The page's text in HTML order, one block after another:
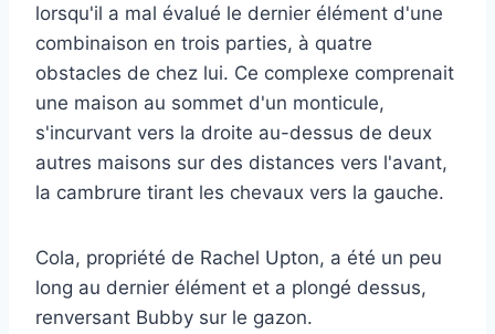
lorsqu'il a mal évalué le dernier élément d'une
combinaison en trois parties, à quatre
obstacles de chez lui. Ce complexe comprenait
une maison au sommet d'un monticule,
s'incurvant vers la droite au-dessus de deux
autres maisons sur des distances vers l'avant,
la cambrure tirant les chevaux vers la gauche.
Cola, propriété de Rachel Upton, a été un peu
long au dernier élément et a plongé dessus,
renversant Bubby sur le gazon.